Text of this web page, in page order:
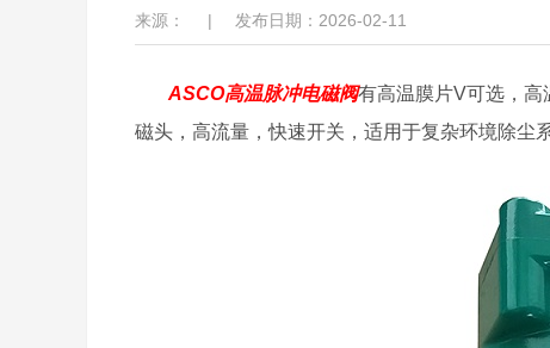
来源： | 发布日期：2026-02-11
ASCO高温脉冲电磁阀有高温膜片V可选，
磁头，高流量，快速开关，适用于复杂环境除尘